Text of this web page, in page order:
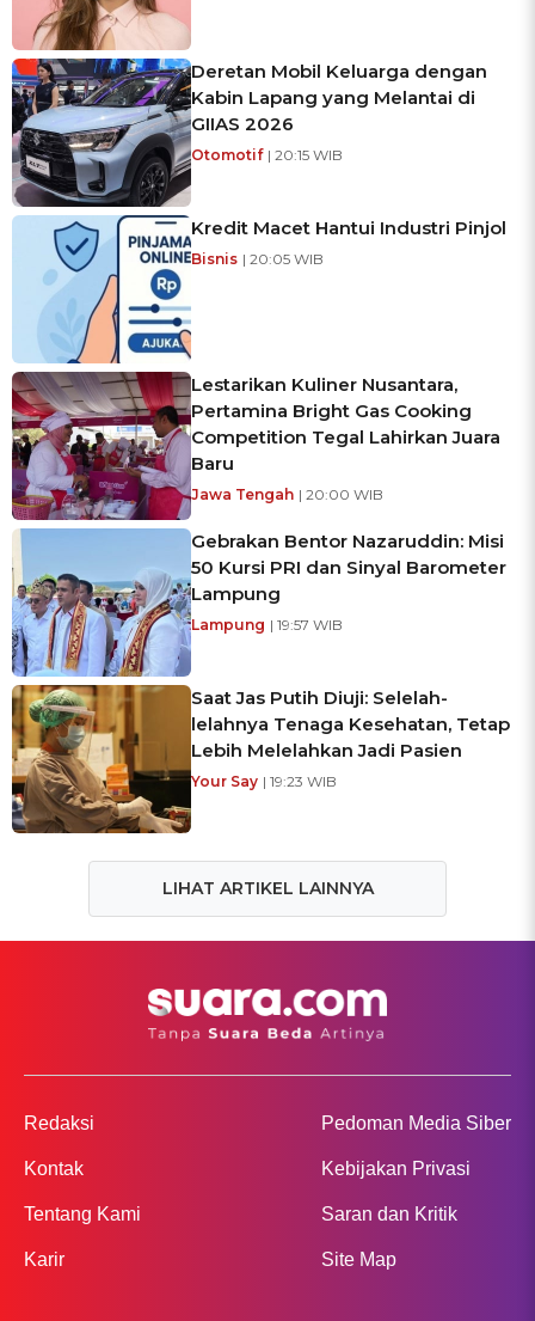
Deretan Mobil Keluarga dengan
Kabin Lapang yang Melantai di
GIIAS 2026
Otomotif | 20:15 WIB
Kredit Macet Hantui Industri Pinjol
Bisnis | 20:05 WIB
Lestarikan Kuliner Nusantara,
Pertamina Bright Gas Cooking
Competition Tegal Lahirkan Juara
Baru
Jawa Tengah | 20:00 WIB
Gebrakan Bentor Nazaruddin: Misi
50 Kursi PRI dan Sinyal Barometer
Lampung
Lampung | 19:57 WIB
Saat Jas Putih Diuji: Selelah-
lelahnya Tenaga Kesehatan, Tetap
Lebih Melelahkan Jadi Pasien
Your Say | 19:23 WIB
LIHAT ARTIKEL LAINNYA
Redaksi
Kontak
Tentang Kami
Karir
Pedoman Media Siber
Kebijakan Privasi
Saran dan Kritik
Site Map